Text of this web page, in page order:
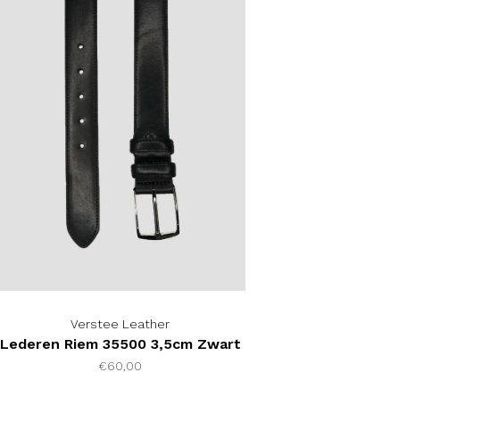
Verstee Leather
Lederen Riem 35500 3,5cm Zwart
€60,00